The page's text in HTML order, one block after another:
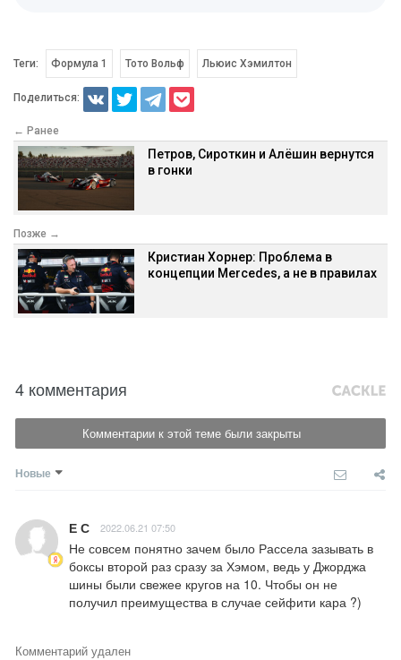
Теги: Формула 1 Тото Вольф Льюис Хэмилтон
Поделиться:
← Ранее
Петров, Сироткин и Алёшин вернутся
в гонки
Позже →
Кристиан Хорнер: Проблема в
концепции Mercedes, а не в правилах
4 комментария
Комментарии к этой теме были закрыты
Новые
Е С 2022.06.21 07:50
Не совсем понятно зачем было Рассела зазывать в
боксы второй раз сразу за Хэмом, ведь у Джорджа
шины были свежее кругов на 10. Чтобы он не
получил преимущества в случае сейфити кара ?)
Комментарий удален